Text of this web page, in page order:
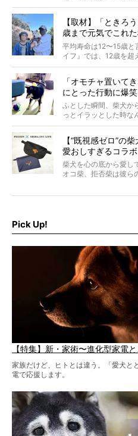
つぶらに見え、モフモ
【取材】「ときろ
歳まで元気でこれ
#38ときろう
平均寿命は12〜15歳と
イフ』では、12歳を超
意を込めて“レジェン
ォーカスし、その元
だと思うことを、オー
回登場してくれたのは
ら食が細かったため、
「オモチャ置いて
にとった行動に爆笑
ふとした瞬間、柴犬か
っとイラッとした時な
いように見えます。も
【“既視感ゼロ”の
愛おしすぎるコラ
柴犬を心の底から愛し
オコ柴、拒否柴は彼ら
でもちょっと待て…も
Pick Up!
【特集】新・家術〜進化型家電
家族だけど、ヒトとは違う。「愛犬と
電で応援します。